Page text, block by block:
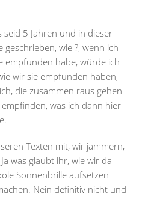
seid 5 Jahren und in dieser
geschrieben, wie ?, wenn ich
empfunden habe, würde ich
wir sie empfunden haben,
die zusammen raus gehen
was ich dann hier
Texten mit, wir jammern,
was glaubt ihr, wie wir da
Sonnenbrille aufsetzen
Nein definitiv nicht und